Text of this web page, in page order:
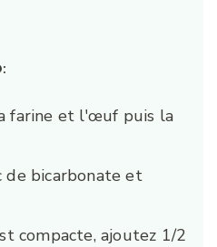
farine et l'œuf puis la
de bicarbonate et
compacte, ajoutez 1/2